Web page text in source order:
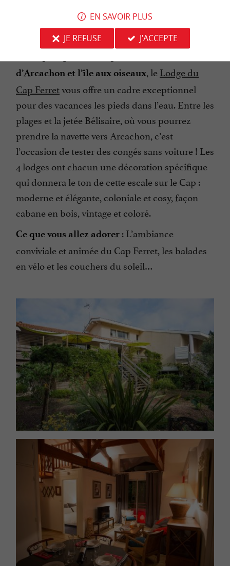
5) LE LODGE DU CAP FERRET
d’Arcachon et l’île aux oiseaux, leLodge du
Cap Ferretvous offre un cadre exceptionnel
pour des vacances les pieds dans l’eau. Entre les
plages et la jetée Bélisaire, où vous pourrez
prendre la navette vers Arcachon, c’est
l’occasion de tester des congés sans voiture ! Les
4 lodges ont chacun une décoration spécifique
qui donnera le ton de cette escale sur le Cap :
moderne et élégante, coloniale et cosy, façon
cabane en bois, vintage et coloré.
Ce que vous allez adorer : L’ambiance
conviviale et animée du Cap Ferret, les balades
en vélo et les couchers du soleil…
EN SAVOIR PLUS
JE REFUSE
J'ACCEPTE